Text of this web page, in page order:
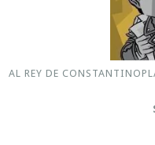
AL REY DE